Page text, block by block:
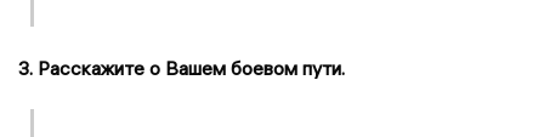
3. Расскажите о Вашем боевом пути.